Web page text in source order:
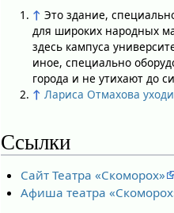
↑ Это здание,
для широких народных
здесь кампуса
иное, специально
города и не утихают до
↑ Лариса Отмахова
Ссылки
Сайт Театра «Скоморох»
Афиша театра